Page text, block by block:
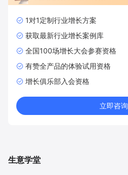
1对1定制行业增长方案
获取最新行业增长案例库
全国100场增长大会参赛资格
有赞全产品的体验试用资格
增长俱乐部入会资格
立即咨询
生意学堂